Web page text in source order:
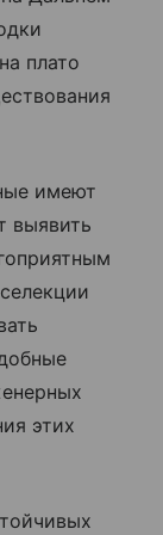
плато
имеют
выявить
этих